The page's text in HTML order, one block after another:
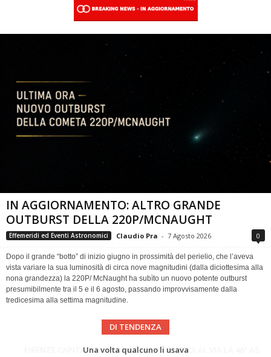
IN AGGIORNAMENTO: ALTRO GRANDE
OUTBURST DELLA 220P/MCNAUGHT
Effemeridi ed Eventi Astronomici Claudio Pra - 7 Agosto 2026 0
Dopo il grande “botto” di inizio giugno in prossimità del perielio, che l’aveva
vista variare la sua luminosità di circa nove magnitudini (dalla diciottesima alla
nona grandezza) la 220P/ McNaught ha subìto un nuovo potente outburst
presumibilmente tra il 5 e il 6 agosto, passando improvvisamente dalla
tredicesima alla settima magnitudine.
DI TENDENZA
Cielo del Mese di Agosto 2026